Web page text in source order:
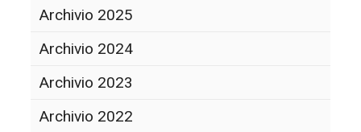
Archivio 2025
Archivio 2024
Archivio 2023
Archivio 2022